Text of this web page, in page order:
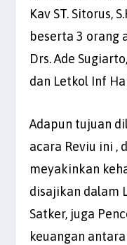
Kav ST. Sitorus,
beserta 3 orang
Drs. Ade
dan Letkol Inf
Adapun tujuan
acara Reviu ini ,
meyakinkan
disajikan dalam
Satker, juga
keuangan